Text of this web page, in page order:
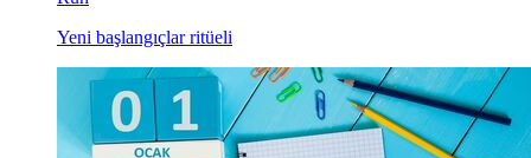
Yeni başlangıçlar ritüeli